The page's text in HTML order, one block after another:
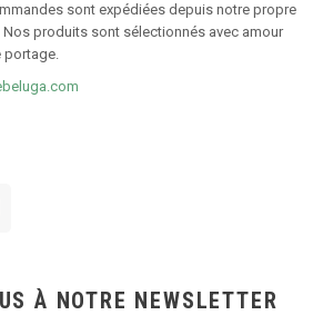
sont expédiées depuis notre propre
Nos produits sont sélectionnés avec amour
portage.
À NOTRE NEWSLETTER